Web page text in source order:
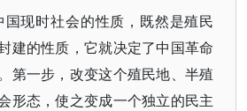
国现时社会的性质，既然是殖民
建的性质，它就决定了中国革命
第一步，改变这个殖民地、半殖
形态，使之变成一个独立的民主